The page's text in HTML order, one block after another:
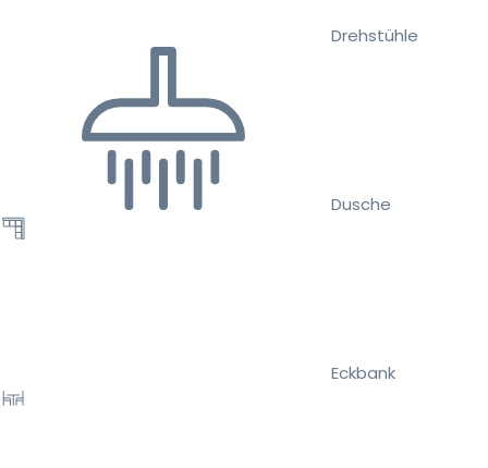
Drehstühle
Dusche
Eckbank